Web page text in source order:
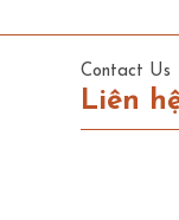
Contact Us
Liên